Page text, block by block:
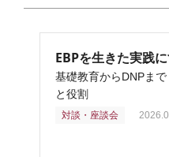
EBPを生きた実践
基礎教育からDNPま
と役割
対談・座談会